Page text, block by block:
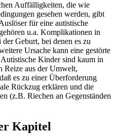
Auffälligkeiten, die wie
gesehen werden, gibt
für eine autistische
u.a. Komplikationen in
Geburt, bei denen es zu
Ursache kann eine gestörte
Kinder sind kaum in
Reize aus der Umwelt,
es zu einer Überforderung
Rückzug erklären und die
(z.B. Riechen an Gegenständen
Kapitel